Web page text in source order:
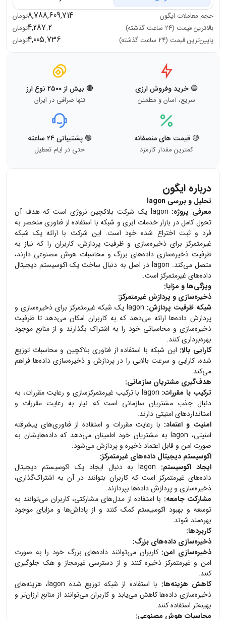
حجم معاملات ایگون 8,788,609,714تومان
بالاترین قیمت (۲۴ ساعت گذشته)
4,287.2تومان
پایین‌ترین قیمت (۲۴ ساعت گذشته)
4,005.736تومان
🔵 خرید وفروش ارزی
سریع، آسان و مطمئن
🔴 بیش از ۲۵۰۰ نوع ارز
تنها صرافی در ایران
🟡 قیمت های منصفانه
کمترین مقدار کارمزد
🟢 پشتیبانی ۲۴ ساعته
حتی در ایام تعطیل
درباره ایگون
تحلیل و بررسی Iagon
معرفی پروژه:
Iagon یک شرکت بلاکچین نروژی است که هدف آن
تحول کامل در بازار خدمات ابری و شبکه با استفاده از فناوری منحصر به
فرد و ثبت اختراع شده خود است. این شرکت با ارائه یک شبکه
غیرمتمرکز برای ذخیره‌سازی و ظرفیت پردازش، کاربران را که نیاز به
ظرفیت ذخیره‌سازی داده‌های بزرگ و محاسبات هوش مصنوعی دارند،
متصل می‌کند. Iagon در اصل به دنبال ساخت یک اکوسیستم دیجیتال
داده‌های غیرمتمرکز است.
ویژگی‌ها و مزایا:
ذخیره‌سازی و پردازش غیرمتمرکز:
شبکه ظرفیت پردازش:
Iagon یک شبکه غیرمتمرکز برای ذخیره‌سازی و
پردازش داده‌ها ارائه می‌دهد که به کاربران امکان می‌دهد تا ظرفیت
ذخیره‌سازی و محاسباتی خود را به اشتراک بگذارند و از منابع موجود
بهره‌برداری کنند.
کارایی بالا: این شبکه با استفاده از فناوری بلاکچین و محاسبات توزیع
شده، کارایی و سرعت بالایی را در پردازش و ذخیره‌سازی داده‌ها فراهم
می‌کند.
هدف‌گیری مشتریان سازمانی:
ترکیب با مقررات:
Iagon با ترکیب غیرمتمرکزسازی و رعایت مقررات، به
دنبال جذب مشتریان سازمانی است که نیاز به رعایت مقررات و
استانداردهای امنیتی دارند.
امنیت و اعتماد: با رعایت مقررات و استفاده از فناوری‌های پیشرفته
امنیتی، Iagon به مشتریان خود اطمینان می‌دهد که داده‌هایشان به
صورت امن و قابل اعتماد ذخیره و پردازش می‌شود.
اکوسیستم دیجیتال داده‌های غیرمتمرکز:
ایجاد اکوسیستم:
Iagon به دنبال ایجاد یک اکوسیستم دیجیتال
داده‌های غیرمتمرکز است که کاربران بتوانند در آن به اشتراک‌گذاری،
ذخیره‌سازی و پردازش داده‌ها بپردازند.
مشارکت جامعه: با استفاده از مدل‌های مشارکتی، کاربران می‌توانند به
توسعه و بهبود اکوسیستم کمک کنند و از پاداش‌ها و مزایای موجود
بهره‌مند شوند.
کاربردها:
ذخیره‌سازی داده‌های بزرگ:
ذخیره‌سازی امن: کاربران می‌توانند داده‌های بزرگ خود را به صورت
امن و غیرمتمرکز ذخیره کنند و از دسترسی غیرمجاز و هک جلوگیری
کنند.
کاهش هزینه‌ها:
با استفاده از شبکه توزیع شده Iagon، هزینه‌های
ذخیره‌سازی داده‌ها کاهش می‌یابد و کاربران می‌توانند از منابع ارزان‌تر و
بهینه‌تر استفاده کنند.
محاسبات هوش مصنوعی: